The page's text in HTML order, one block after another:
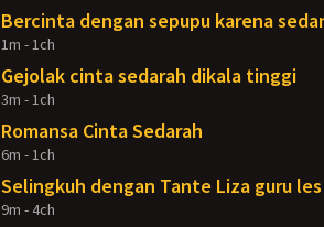
Bercinta dengan sepupu karena
1m - 1ch
Gejolak cinta sedarah dikala tinggi
3m - 1ch
Romansa Cinta Sedarah
6m - 1ch
Selingkuh dengan Tante Liza guru les
9m - 4ch